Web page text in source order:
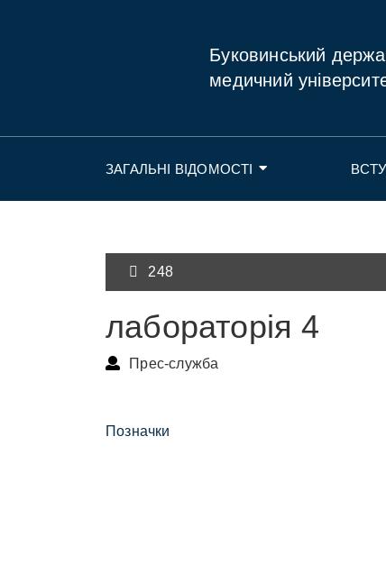
Буковинський
медичний
ЗАГАЛЬНІ ВІДОМОСТІ
248
лабораторія 4
Прес-служба
Позначки